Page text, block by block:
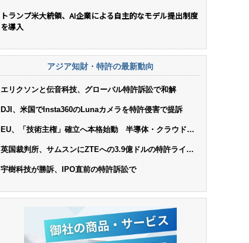
トランプ米大統領、AI企業による自主的なモデル提出制度
を導入
アジア知財・特許の最新動向
エリクソンと伝音科技、グローバル特許訴訟で和解
DJI、米国でInsta360のLunaカメラを特許侵害で提訴
EU、「技術主権」確立へ本格始動 半導体・クラウド・
英国裁判所、サムスンにZTEへの3.9億ドルの特許ライセ
宇樹科技が勝訴、IPO直前の特許訴訟で